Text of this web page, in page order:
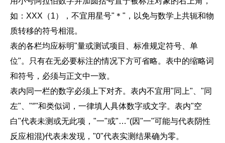
如：XXX（1），不宜用星号"＊"，以免与数学上共轭和物
质转移的符号相混。
表的各栏均应标明"量或测试项目、标准规定符号、单
位"。只有在无必要标注的情况下方可省略。表中的缩略词
和符号，必须与正文中一致。
表内同一栏的数字必须上下对齐。表内不宜用"同上"、"同
左"、"″"和类似词，一律填人具体数字或文字。表内"空
白"代表未测或无此项，"一"或"…"(因"一"可能与代表阴性
反应相混)代表未发现，"0"代表实测结果确为零。